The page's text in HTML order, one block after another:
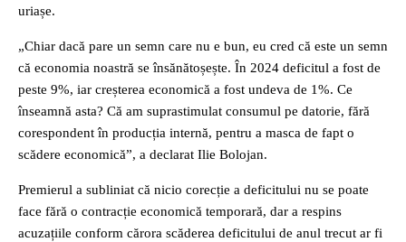
uriașe.
„Chiar dacă pare un semn care nu e bun, eu cred că este un semn
că economia noastră se însănătoșește. În 2024 deficitul a fost de
peste 9%, iar creșterea economică a fost undeva de 1%. Ce
înseamnă asta? Că am suprastimulat consumul pe datorie, fără
corespondent în producția internă, pentru a masca de fapt o
scădere economică”, a declarat Ilie Bolojan.
Premierul a subliniat că nicio corecție a deficitului nu se poate
face fără o contracție economică temporară, dar a respins
acuzațiile conform cărora scăderea deficitului de anul trecut ar fi